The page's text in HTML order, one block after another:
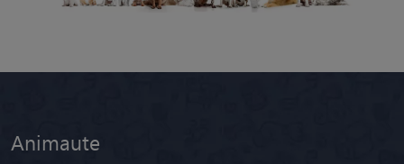
Animaute